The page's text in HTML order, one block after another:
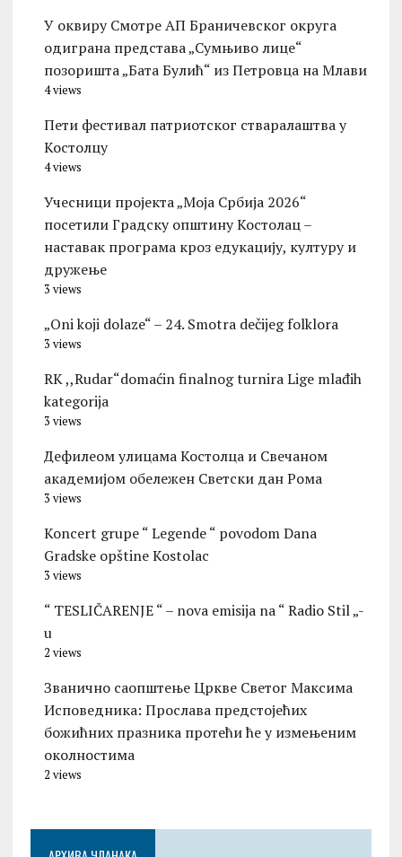
У оквиру Смотре АП Браничевског округа
одиграна представа „Сумњиво лице“
позоришта „Бата Булић“ из Петровца на Млави
4 views
Пети фестивал патриотског стваралаштва у
Костолцу
4 views
Учесници пројекта „Моја Србија 2026“
посетили Градску општину Костолац –
наставак програма кроз едукацију, културу и
дружење
3 views
„Oni koji dolaze“ – 24. Smotra dečijeg folklora
3 views
RK ,,Rudar“domaćin finalnog turnira Lige mlađih
kategorija
3 views
Дефилеом улицама Костолца и Свечаном
академијом обележен Светски дан Рома
3 views
Koncert grupe “ Legende “ povodom Dana
Gradske opštine Kostolac
3 views
“ TESLIČARENJE “ – nova emisija na “ Radio Stil „-
u
2 views
Званично саопштење Цркве Светог Максима
Исповедника: Прослава предстојећих
божићних празника протећи ће у измењеним
околностима
2 views